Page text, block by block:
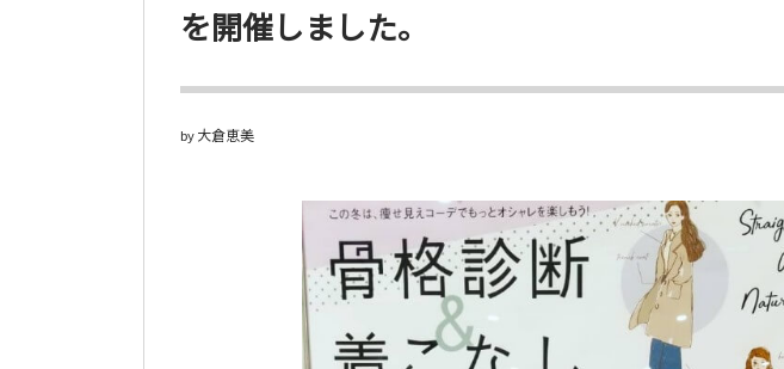
を開催しました。
by大倉恵美